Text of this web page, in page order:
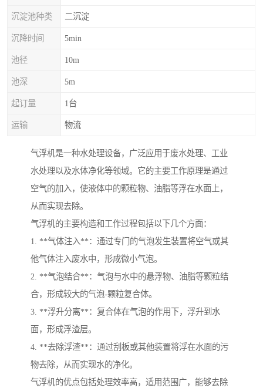
沉淀池种类 二沉淀
沉降时间 5min
池径 10m
池深 5m
起订量 1台
运输 物流
气浮机是一种水处理设备，广泛应用于废水处理、工业
水处理以及水体净化等领域。它的主要工作原理是通过
空气的加入，使液体中的颗粒物、油脂等浮在水面上，
从而实现去除。
气浮机的主要构造和工作过程包括以下几个方面：
1. **气体注入**：通过专门的气泡发生装置将空气或其
他气体注入废水中，形成微小气泡。
2. **气泡结合**：气泡与水中的悬浮物、油脂等颗粒结
合，形成较大的气泡-颗粒复合体。
3. **浮升分离**：复合体在气泡的作用下，浮升到水
面，形成浮渣层。
4. **去除浮渣**：通过刮板或其他装置将浮在水面的污
物去除，从而实现水的净化。
气浮机的优点包括处理效率高，适用范围广，能够去除